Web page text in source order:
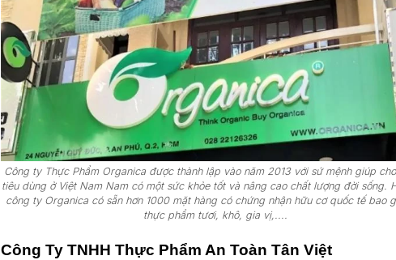
Công ty Thực Phẩm Organica được thành lập vào năm 2013 với sứ mệnh giúp
tiêu dùng ở Việt Nam Nam có một sức khỏe tốt và nâng cao chất lượng đời sống.
công ty Organica có sẵn hơn 1000 mặt hàng có chứng nhận hữu cơ quốc tế bao
thực phẩm tươi, khô, gia vị,....
Công Ty TNHH Thực Phẩm An Toàn Tân Việt